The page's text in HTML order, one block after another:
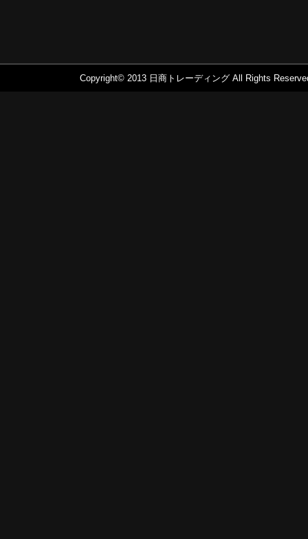
Copyright© 2013 日商トレーディング All Rights